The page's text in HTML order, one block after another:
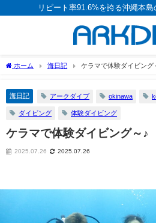
リピート率91.6%を誇る沖縄本
ホーム 海日記 ケラマで体験ダイビング
海日記 アークダイブ okinawa
ダイビング 体験ダイビング
ケラマで体験ダイビング～♪
2025.07.26 2025.07.26